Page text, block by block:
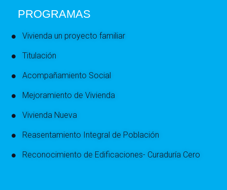
PROGRAMAS
Vivienda un proyecto familiar
Titulación
Acompañamiento Social
Mejoramiento de Vivienda
Vivienda Nueva
Reasentamiento Integral de Población
Reconocimiento de Edificaciones- Curaduría Cero